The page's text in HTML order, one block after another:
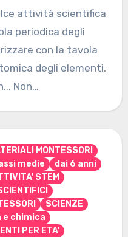
attività scientifica
periodica degli
con la tavola
degli elementi.
Non…
MONTESSORI
medie
dai 6 anni
STEM
SCIENZE
e chimica
PER ETA'